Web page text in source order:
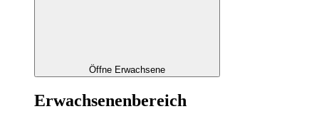
Öffne Erwachsene
Erwachsenenbereich